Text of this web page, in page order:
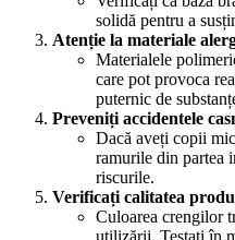
solidă pentru a
Atenție la materiale
Materialele
care pot provoca
puternic de
Preveniți accidentele
Dacă aveți copii
ramurile din partea
riscurile.
Verificați calitatea
Culoarea crengilor
utilizării. Testați în